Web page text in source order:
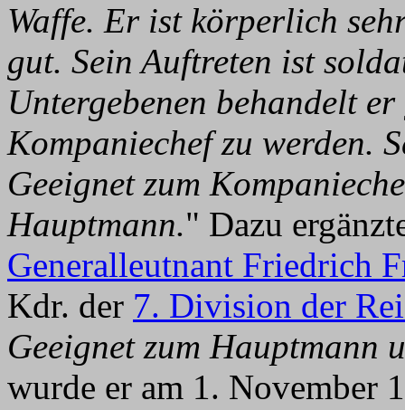
Waffe. Er ist körperlich
gut. Sein Auftreten ist
Untergebenen behandelt
Kompaniechef zu werden.
Geeignet zum
Hauptmann." Dazu
Generalleutnant Friedrich
Kdr. der 7. Division der
Geeignet zum Hauptmann
wurde er am 1. November